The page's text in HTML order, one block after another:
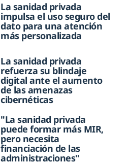
La sanidad privada
impulsa el uso seguro del
dato para una atención
más personalizada
La sanidad privada
refuerza su blindaje
digital ante el aumento
de las amenazas
cibernéticas
"La sanidad privada
puede formar más MIR,
pero necesita
financiación de las
administraciones"